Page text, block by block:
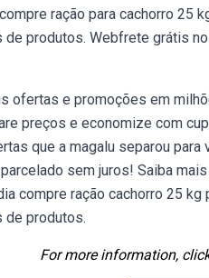
ração para cachorro 25
produtos. Webfrete grátis
ofertas e promoções em
preços e economize com
que a magalu separou
sem juros! Saiba
compre ração cachorro 25
de produtos.
For more information,